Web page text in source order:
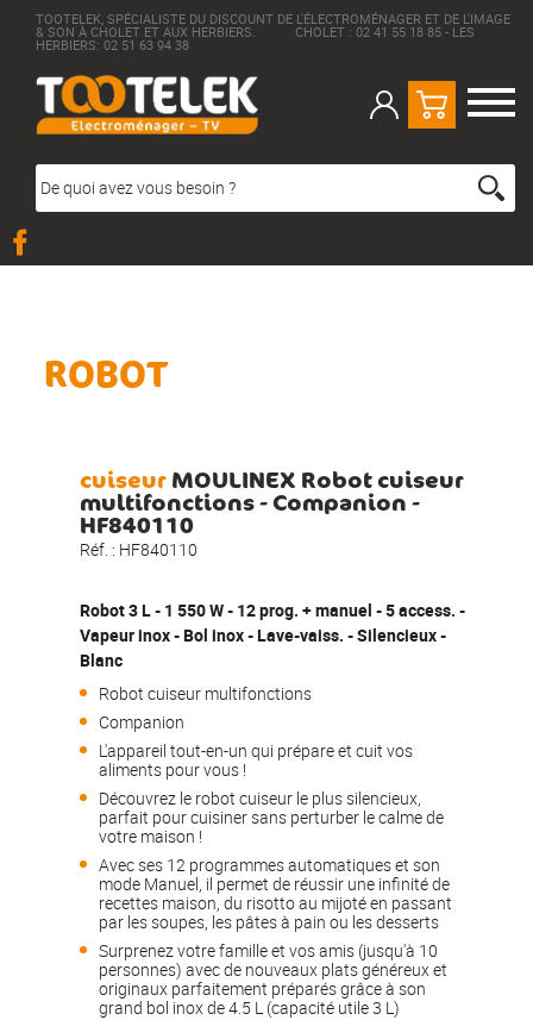
TOOTELEK, SPÉCIALISTE DU DISCOUNT DE L'ÉLECTROMÉNAGER ET DE L'IMAGE
& SON À CHOLET ET AUX HERBIERS. CHOLET : 02 41 55 18 85 - LES
HERBIERS: 02 51 63 94 38
ROBOT
cuiseurMOULINEX Robot cuiseur
multifonctions - Companion -
HF840110
Réf. : HF840110
Robot 3 L - 1 550 W - 12 prog. + manuel - 5 access. -
Vapeur inox - Bol inox - Lave-vaiss. - Silencieux -
Blanc
Robot cuiseur multifonctions
Companion
L'appareil tout-en-un qui prépare et cuit vos
aliments pour vous !
Découvrez le robot cuiseur le plus silencieux,
parfait pour cuisiner sans perturber le calme de
votre maison !
Avec ses 12 programmes automatiques et son
mode Manuel, il permet de réussir une infinité de
recettes maison, du risotto au mijoté en passant
par les soupes, les pâtes à pain ou les desserts
Surprenez votre famille et vos amis (jusqu'à 10
personnes) avec de nouveaux plats généreux et
originaux parfaitement préparés grâce à son
grand bol inox de 4.5 L (capacité utile 3 L)